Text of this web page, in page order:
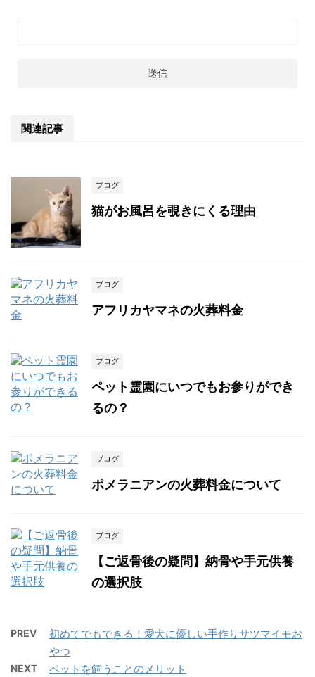
関連記事
ブログ
猫がお風呂を覗きにくる理由
ブログ
アフリカヤマネの火葬料金
ブログ
ペット霊園にいつでもお参りができ
るの？
ブログ
ポメラニアンの火葬料金について
ブログ
【ご返骨後の疑問】納骨や手元供養
の選択肢
PREV
初めてでもできる！愛犬に優しい手作りサツマイモお
やつ
NEXT ペットを飼うことのメリット